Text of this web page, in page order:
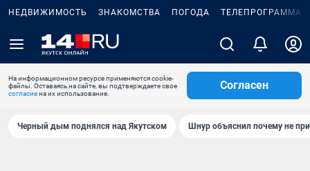
НЕДВИЖИМОСТЬ ЗНАКОМСТВА ПОГОДА ТЕЛЕПРОГРАММА
На информационном ресурсе применяются cookie-
файлы. Оставаясь на сайте, вы подтверждаете свое
согласиена их использование.
Согласен
Черный дым поднялся над Якутском Шнур объяснил почему не